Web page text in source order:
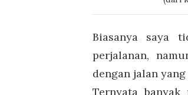
Biasanya saya
perjalanan,
dengan jalan
Ternyata banyak